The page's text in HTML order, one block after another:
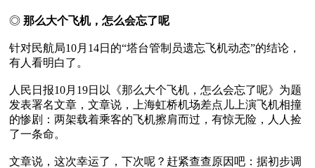
◎ 那么大个飞机，怎么会忘了呢
针对民航局10月14日的“塔台管制员遗忘飞机动态”的结论，
有人看明白了。
人民日报10月19日以《那么大个飞机，怎么会忘了呢》为题
发表署名文章，文章说，上海虹桥机场差点儿上演飞机相撞
的惨剧：两架载着乘客的飞机擦肩而过，有惊无险，人人捡
了一条命。
文章说，这次幸运了，下次呢？赶紧查查原因吧：据初步调